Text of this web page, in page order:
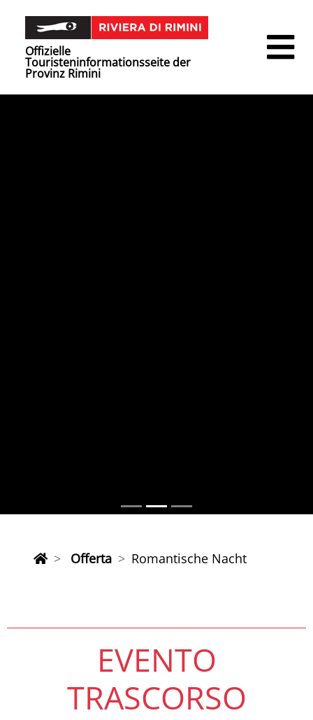
Offizielle
Touristeninformationsseite der
Provinz Rimini
Offerta Romantische Nacht
EVENTO
TRASCORSO